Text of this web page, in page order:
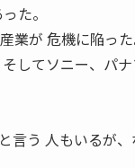
た。
が 危機に陥った
してソニー、パ
言う 人もいるが